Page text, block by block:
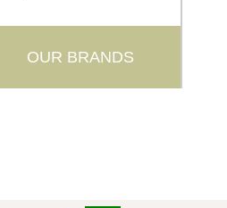
OUR BRANDS